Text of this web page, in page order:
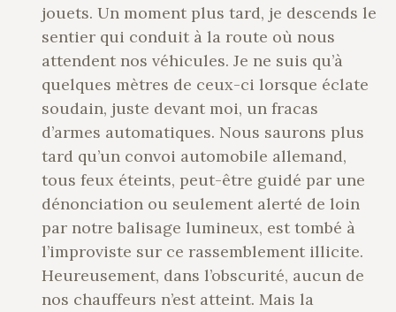
jouets. Un moment plus tard, je descends le
sentier qui conduit à la route où nous
attendent nos véhicules. Je ne suis qu’à
quelques mètres de ceux-ci lorsque éclate
soudain, juste devant moi, un fracas
d’armes automatiques. Nous saurons plus
tard qu’un convoi automobile allemand,
tous feux éteints, peut-être guidé par une
dénonciation ou seulement alerté de loin
par notre balisage lumineux, est tombé à
l’improviste sur ce rassemblement illicite.
Heureusement, dans l’obscurité, aucun de
nos chauffeurs n’est atteint. Mais la